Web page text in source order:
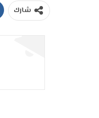
شارك